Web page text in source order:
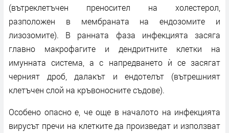
(вътреклетъчен преносител на холестерол,
разположен в мембраната на ендозомите и
лизозомите). В ранната фаза инфекцията засяга
главно макрофагите и дендритните клетки на
имунната система, а с напредването ѝ се засягат
черният дроб, далакът и ендотелът (вътрешният
клетъчен слой на кръвоносните съдове).
Особено опасно е, че още в началото на инфекцията
вирусът пречи на клетките да произведат и използват